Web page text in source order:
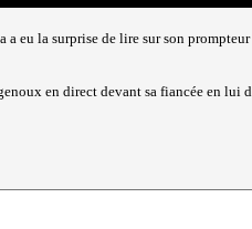
la surprise de lire sur son
en direct devant sa fiancée en